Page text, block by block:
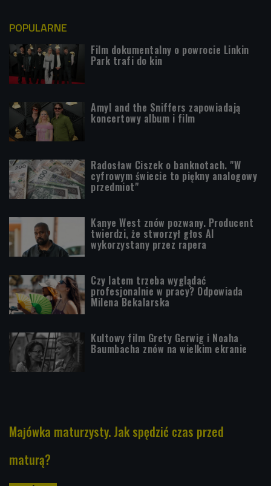
POPULARNE
Film dokumentalny o powrocie Linkin
Park trafi do kin
Amyl and the Sniffers zapowiadają
koncertowy album i film
Radosław Ciszek o banknotach. "W
cyfrowym świecie to piękny analogowy
przedmiot"
Kanye West znów pozwany. Producent
twierdzi, że stworzył głos AI
wykorzystany przez rapera
Czy latem trzeba wyglądać
profesjonalnie w pracy? Odpowiada
Milena Bekalarska
Kultowy film Grety Gerwig i Noaha
Baumbacha znów na wielkim ekranie
Majówka maturzysty. Jak spędzić czas przed
maturą?